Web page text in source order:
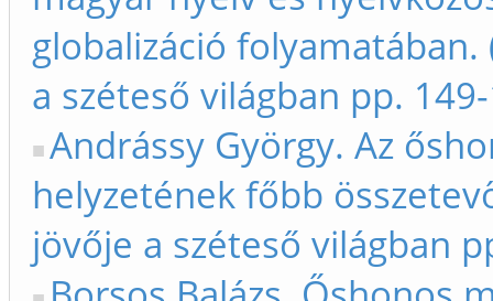
globalizáció folyamatában.
a széteső világban pp.
Andrássy György. Az
helyzetének főbb
jövője a széteső világban